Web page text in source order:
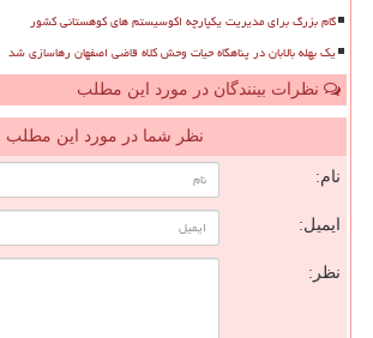
گام بزرگ برای مدیریت یکپارچه اکوسیستم های کوهستانی کشور
یک بهله بالابان در پناهگاه حیات وحش کلاه قاضی اصفهان رهاسازی شد
نظرات بینندگان در مورد این مطلب
نظر شما در مورد این مطلب
نام:
ایمیل:
نظر: